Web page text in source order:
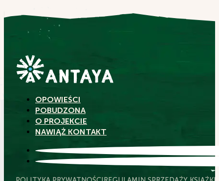
OPOWIEŚCI
POBUDZONA
O PROJEKCIE
NAWIĄŻ KONTAKT